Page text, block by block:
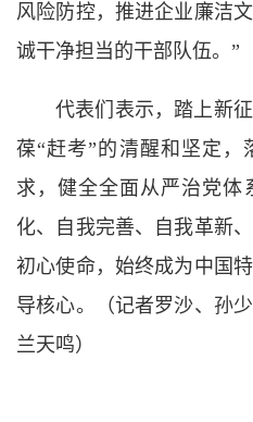
风险防控，推进企业廉洁
诚干净担当的干部队伍。”
代表们表示，踏上新
葆“赶考”的清醒和坚定，
求，健全全面从严治党体
化、自我完善、自我革新
初心使命，始终成为中国
导核心。（记者罗沙、孙
兰天鸣）